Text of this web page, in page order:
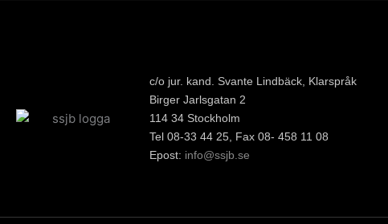
c/o jur. kand. Svante Lindbäck, Klarspråk
Birger Jarlsgatan 2
114 34 Stockholm
Tel 08-33 44 25, Fax 08- 458 11 08
Epost: info@ssjb.se